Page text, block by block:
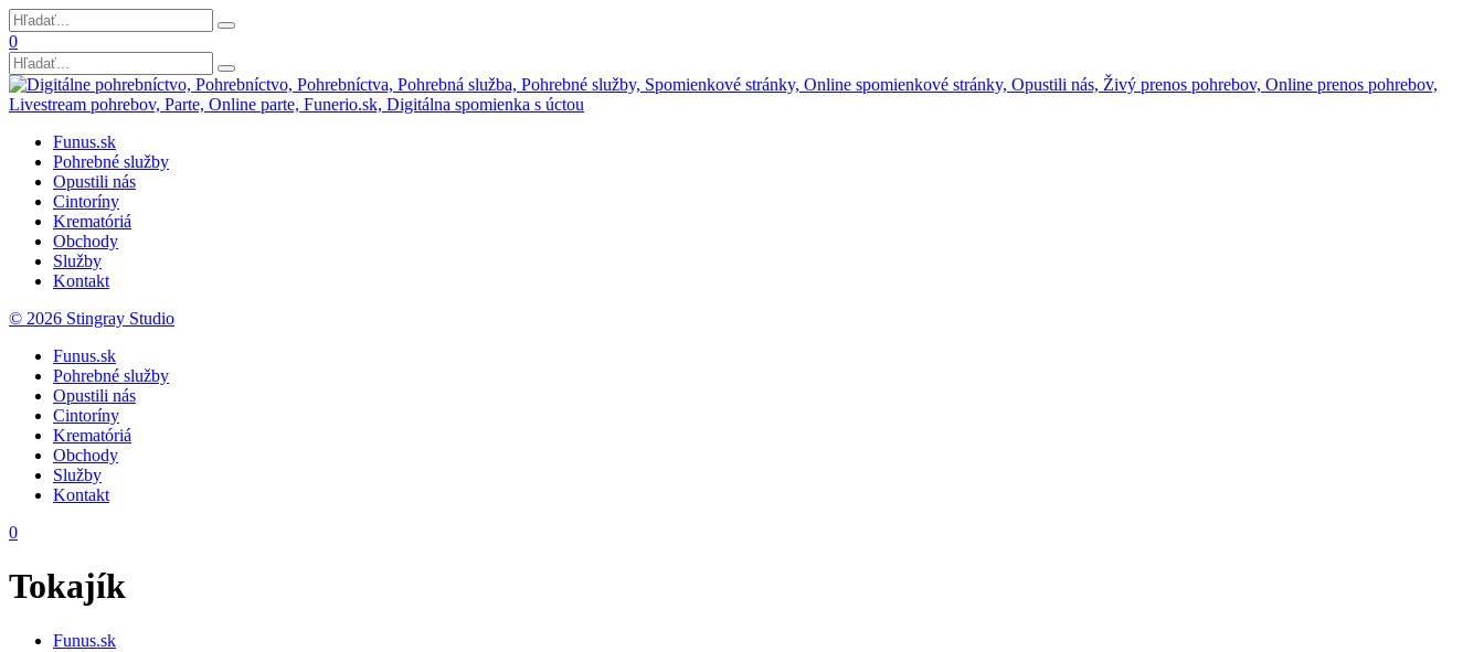
0
Funus.sk
Pohrebné služby
Opustili nás
Cintoríny
Krematóriá
Obchody
Služby
Kontakt
© 2026 Stingray Studio
Funus.sk
Pohrebné služby
Opustili nás
Cintoríny
Krematóriá
Obchody
Služby
Kontakt
0
Tokajík
Funus.sk